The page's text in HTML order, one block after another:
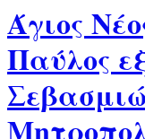
Άγιος
Παύλος